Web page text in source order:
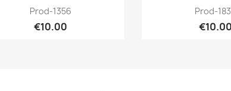
Quick view
Prod-1356
€10.00
Quick
Prod-
€10.00